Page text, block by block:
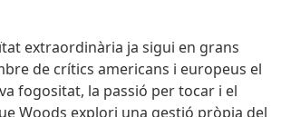
extraordinària ja sigui en grans
de crítics americans i europeus el
fogositat, la passió per tocar i el
Woods explori una gestió pròpia del